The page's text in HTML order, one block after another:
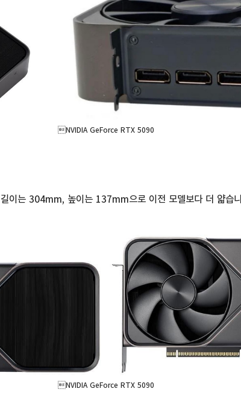
NVIDIA GeForce RTX 5090
이는 304mm, 높이는 137mm으로 이전 모델보다 더 얇습
NVIDIA GeForce RTX 5090